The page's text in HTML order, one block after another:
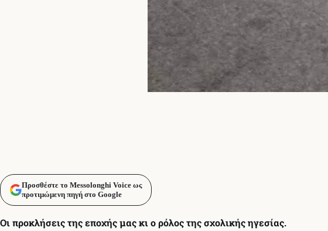
Προσθέστε το Messolonghi Voice ως
προτιμώμενη πηγή στο Google
Οι προκλήσεις της εποχής μας κι ο ρόλος της σχολικής ηγεσίας.